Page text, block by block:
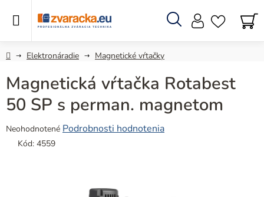
Hľadať
DomovElektronáradie Magnetické vŕtačky
Magnetická vŕtačka Rotabest
50 SP s perman. magnetom
Priemerné
hodnotenie
Neohodnotené Podrobnosti hodnotenia
Kód: 4559